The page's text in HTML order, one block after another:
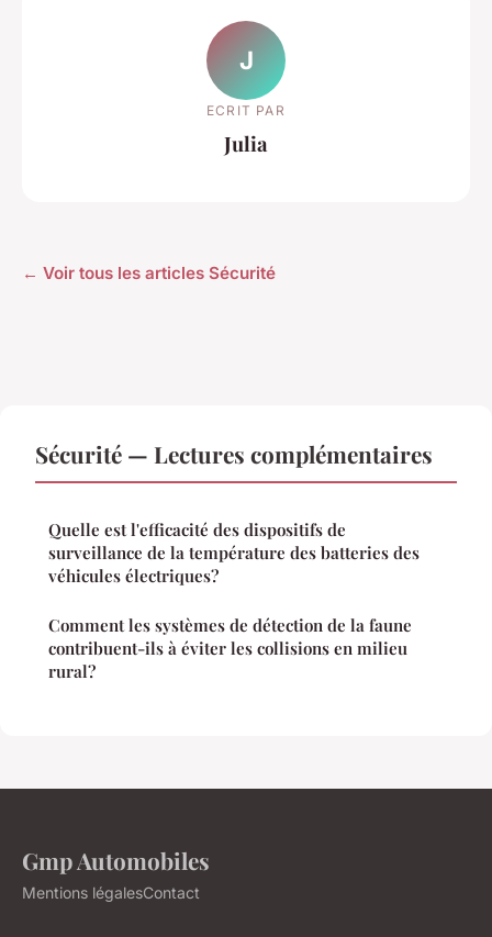
J
ECRIT PAR
Julia
← Voir tous les articles Sécurité
Sécurité — Lectures complémentaires
Quelle est l'efficacité des dispositifs de
surveillance de la température des batteries des
véhicules électriques?
Comment les systèmes de détection de la faune
contribuent-ils à éviter les collisions en milieu
rural?
Gmp Automobiles
Mentions légalesContact